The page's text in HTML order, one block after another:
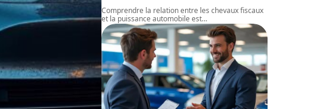
Comprendre la relation entre les chevaux fiscaux
et la puissance automobile est…